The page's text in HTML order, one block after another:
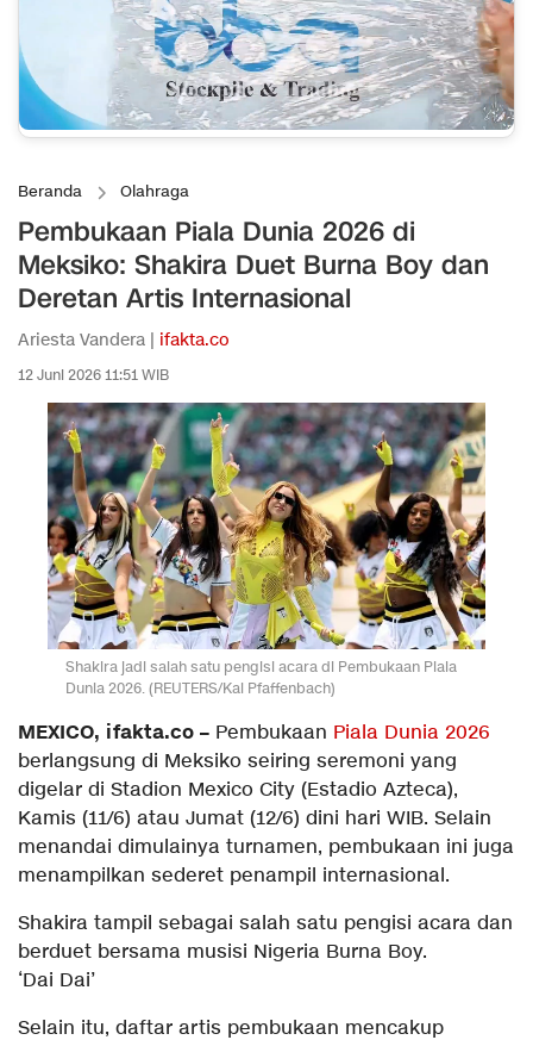
Beranda Olahraga
Pembukaan Piala Dunia 2026 di
Meksiko: Shakira Duet Burna Boy dan
Deretan Artis Internasional
Ariesta Vandera | ifakta.co
12 Juni 2026 11:51 WIB
Shakira jadi salah satu pengisi acara di Pembukaan Piala
Dunia 2026. (REUTERS/Kai Pfaffenbach)
MEXICO, ifakta.co – Pembukaan Piala Dunia 2026
berlangsung di Meksiko seiring seremoni yang
digelar di Stadion Mexico City (Estadio Azteca),
Kamis (11/6) atau Jumat (12/6) dini hari WIB. Selain
menandai dimulainya turnamen, pembukaan ini juga
menampilkan sederet penampil internasional.
Shakira tampil sebagai salah satu pengisi acara dan
berduet bersama musisi Nigeria Burna Boy.
‘Dai Dai’
Selain itu, daftar artis pembukaan mencakup